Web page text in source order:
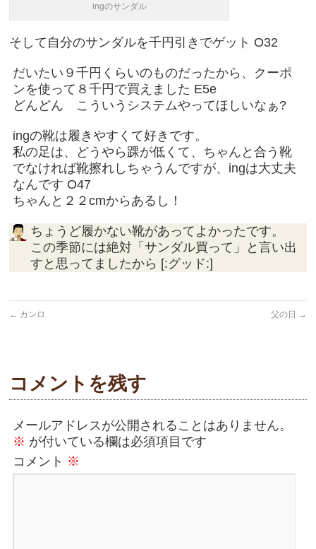
ingのサンダル
そして自分のサンダルを千円引きでゲット O32
だいたい９千円くらいのものだったから、クーポ
ンを使って８千円で買えました E5e
どんどん こういうシステムやってほしいなぁ?
ingの靴は履きやすくて好きです。
私の足は、どうやら踝が低くて、ちゃんと合う靴
でなければ靴擦れしちゃうんですが、ingは大丈夫
なんです O47
ちゃんと２２cmからあるし！
ちょうど履かない靴があってよかったです。
この季節には絶対「サンダル買って」と言い出
すと思ってましたから [:グッド:]
← カンロ 父の日 →
コメントを残す
メールアドレスが公開されることはありません。
※ が付いている欄は必須項目です
コメント ※